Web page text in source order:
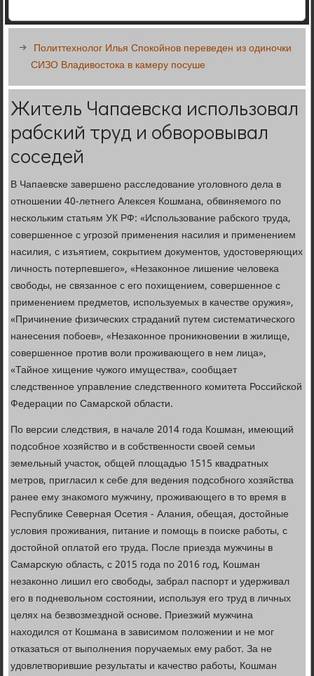
Политтехнолог Илья Спокойнов переведен из одиночки
СИЗО Владивостока в камеру посуше
Житель Чапаевска использовал
рабский труд и обворовывал
соседей
В Чапаевске завершено расследование уголовного дела в
отношении 40-летнего Алексея Кошмана, обвиняемого по
нескольким статьям УК РФ: «Использование рабского труда,
совершенное с угрозой применения насилия и применением
насилия, с изъятием, сокрытием документов, удостоверяющих
личность потерпевшего», «Незаконное лишение человека
свободы, не связанное с его похищением, совершенное с
применением предметов, используемых в качестве оружия»,
«Причинение физических страданий путем систематического
нанесения побоев», «Незаконное проникновении в жилище,
совершенное против воли проживающего в нем лица»,
«Тайное хищение чужого имущества», сообщает
следственное управление следственного комитета Российской
Федерации по Самарской области.
По версии следствия, в начале 2014 года Кошман, имеющий
подсобное хозяйство и в собственности своей семьи
земельный участок, общей площадью 1515 квадратных
метров, пригласил к себе для ведения подсобного хозяйства
ранее ему знакомого мужчину, проживающего в то время в
Республике Северная Осетия - Алания, обещая, достойные
условия проживания, питание и помощь в поиске работы, с
достойной оплатой его труда. После приезда мужчины в
Самарскую область, с 2015 года по 2016 год, Кошман
незаконно лишил его свободы, забрал паспорт и удерживал
его в подневольном состоянии, используя его труд в личных
целях на безвозмездной основе. Приезжий мужчина
находился от Кошмана в зависимом положении и не мог
отказаться от выполнения поручаемых ему работ. За не
удовлетворившие результаты и качество работы, Кошман